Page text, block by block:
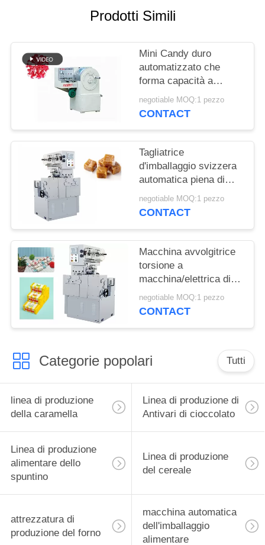
POLICY
Prodotti Simili
Mini Candy duro
automatizzato che
forma capacità a
macchina 400-600 kg/h
negotiable MOQ:1 pezzo
CONTACT
Tagliatrice
d'imballaggio svizzera
automatica piena di
Sugus Candy con la
temperatura Constant
negotiable MOQ:1 pezzo
CONTACT
Macchina avvolgitrice
torsione a
macchina/elettrica di
formazione di Candy
della gomma da
negotiable MOQ:1 pezzo
CONTACT
Categorie popolari Tutti
linea di produzione
della caramella
Linea di produzione di
Antivari di cioccolato
Linea di produzione
alimentare dello
spuntino
Linea di produzione
del cereale
attrezzatura di
produzione del forno
macchina automatica
dell'imballaggio
alimentare